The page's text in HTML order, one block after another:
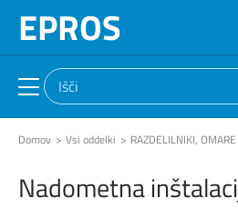
EPROS
Domov Vsi oddelki RAZDELILNIKI,
Nadometna